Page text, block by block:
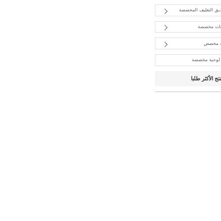
التغليف المخصصة
مخصصة
مخصص
لوحية مخصصة
الأكثر طلبا